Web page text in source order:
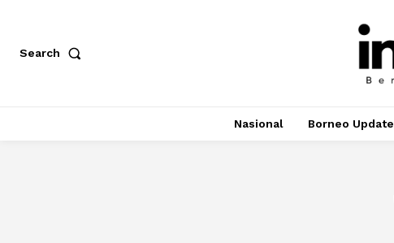
Search
Nasional Borneo Update